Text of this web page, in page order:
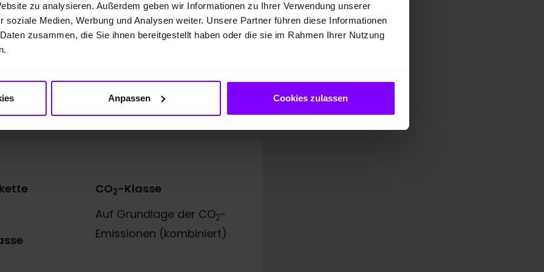
zu analysieren. Außerdem geben wir Informationen zu Ihrer Verwendung unserer
soziale Medien, Werbung und Analysen weiter. Unsere Partner führen diese Informationen
zusammen, die Sie ihnen bereitgestellt haben oder die sie im Rahmen Ihrer Nutzung
Anpassen Cookies zulassen
10.000 km
48 Monate
54.182,00 EUR
Vermittler gemeinsam mit dem Kunden die für
zusammenstellen. Bonität vorausgesetzt.
CO2-Klasse
Auf Grundlage der CO2-
Emissionen (kombiniert)